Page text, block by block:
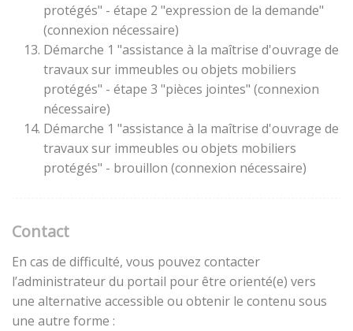
protégés" - étape 2 "expression de la demande"
(connexion nécessaire)
Démarche 1 "assistance à la maîtrise d'ouvrage de
travaux sur immeubles ou objets mobiliers
protégés" - étape 3 "pièces jointes" (connexion
nécessaire)
Démarche 1 "assistance à la maîtrise d'ouvrage de
travaux sur immeubles ou objets mobiliers
protégés" - brouillon (connexion nécessaire)
Contact
En cas de difficulté, vous pouvez contacter
l’administrateur du portail pour être orienté(e) vers
une alternative accessible ou obtenir le contenu sous
une autre forme :